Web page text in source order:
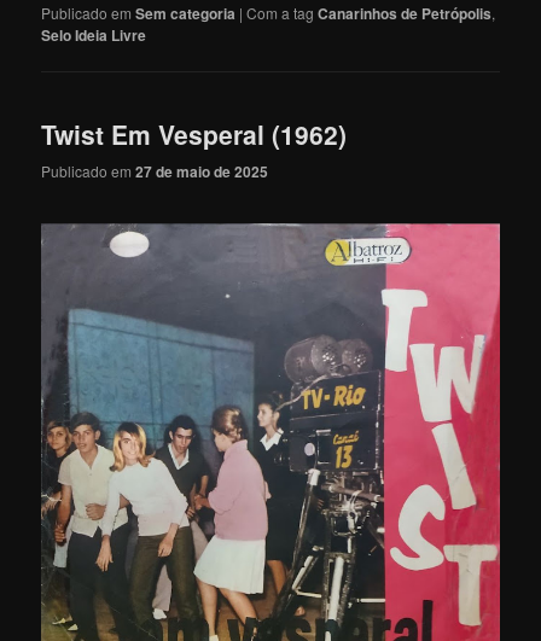
Publicado em Sem categoria |Com a tagCanarinhos de Petrópolis,
Selo Ideia Livre
Twist Em Vesperal (1962)
Publicado em27 de maio de 2025